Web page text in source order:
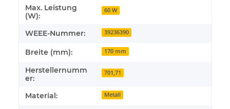
Max. Leistung
(W):
60 W
WEEE-Nummer: 39236390
Breite (mm): 170 mm
Herstellernumm
er:
701,71
Material: Metall